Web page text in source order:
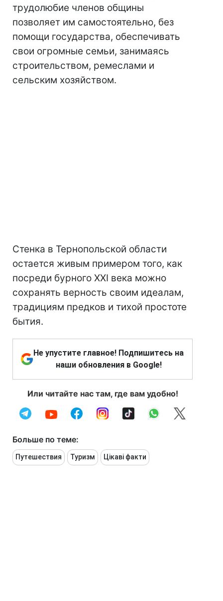
трудолюбие членов общины
позволяет им самостоятельно, без
помощи государства, обеспечивать
свои огромные семьи, занимаясь
строительством, ремеслами и
сельским хозяйством.
Стенка в Тернопольской области
остается живым примером того, как
посреди бурного XXI века можно
сохранять верность своим идеалам,
традициям предков и тихой простоте
бытия.
Не упустите главное! Подпишитесь на
наши обновления в Google!
Или читайте нас там, где вам удобно!
Больше по теме:
Путешествия Туризм Цікаві факти